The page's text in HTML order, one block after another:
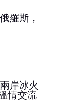
羅斯，
岸冰火
情交流